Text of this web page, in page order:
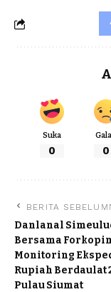
Suka
0 0
BERITA
Danlanal
Bersama
Monitoring
Rupiah Berdaulat
Pulau Siumat